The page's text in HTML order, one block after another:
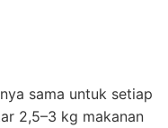
sama untuk setiap
2,5–3 kg makanan